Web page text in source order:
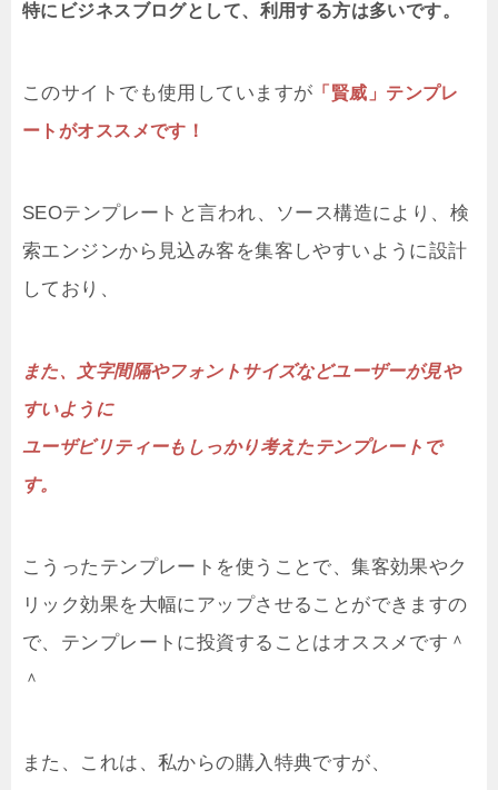
特にビジネスブログとして、利用する方は多いです。
このサイトでも使用していますが 「賢威」テンプレ
ートがオススメです！
SEOテンプレートと言われ、ソース構造により、検
索エンジンから見込み客を集客しやすいように設計
しており、
また、文字間隔やフォントサイズなどユーザーが見や
すいように
ユーザビリティーもしっかり考えたテンプレートで
す。
こうったテンプレートを使うことで、集客効果やク
リック効果を大幅にアップさせることができますの
で、テンプレートに投資することはオススメです＾
＾
また、これは、私からの購入特典ですが、